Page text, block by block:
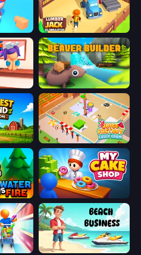
Lumberjack 3D Simulator
Beaver Builder
Juice Factory - Fruit Farm
My Cake Shop
Beach Business